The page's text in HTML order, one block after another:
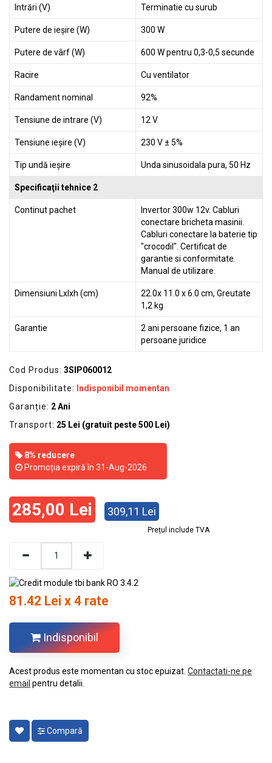
Intrări (V) Terminatie cu surub
Putere de ieșire (W) 300 W
Putere de vârf (W) 600 W pentru 0,3-0,5 secunde
Racire Cu ventilator
Randament nominal 92%
Tensiune de intrare (V) 12 V
Tensiune ieșire (V) 230 V ± 5%
Tip undă ieșire Unda sinusoidala pura, 50 Hz
Specificaţii tehnice 2
Continut pachet
Invertor 300w 12v. Cabluri
conectare bricheta masinii.
Cabluri conectare la baterie tip
"crocodil". Certificat de
garantie si conformitate.
Manual de utilizare.
Dimensiuni Lxlxh (cm)
22.0x 11.0 x 6.0 cm, Greutate
1,2 kg
Garantie
2 ani persoane fizice, 1 an
persoane juridice
Cod Produs: 3SIP060012
Disponibilitate:
Indisponibil momentan
Garanție: 2 Ani
Transport: 25 Lei (gratuit peste 500 Lei)
8% reducere
Promoția expiră în 31-Aug-2026
285,00 Lei 309,11 Lei
Prețul include TVA
81.42 Lei x 4 rate
Indisponibil
Acest produs este momentan cu stoc epuizat. Contactati-ne pe
email pentru detalii.
Compară